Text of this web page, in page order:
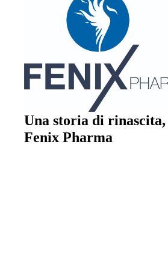
Una storia di rinascita,
Fenix Pharma